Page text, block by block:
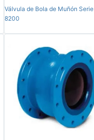
Válvula de Bola de Muñón Serie
8200